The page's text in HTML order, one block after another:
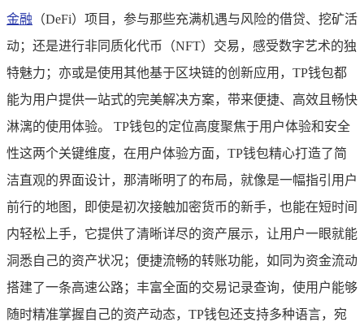
金融 （DeFi）项目，参与那些充满机遇与风险的借贷、挖矿活
动；还是进行非同质化代币（NFT）交易，感受数字艺术的独
特魅力；亦或是使用其他基于区块链的创新应用，TP钱包都
能为用户提供一站式的完美解决方案，带来便捷、高效且畅快
淋漓的使用体验。 TP钱包的定位高度聚焦于用户体验和安全
性这两个关键维度，在用户体验方面，TP钱包精心打造了简
洁直观的界面设计，那清晰明了的布局，就像是一幅指引用户
前行的地图，即使是初次接触加密货币的新手，也能在短时间
内轻松上手，它提供了清晰详尽的资产展示，让用户一眼就能
洞悉自己的资产状况；便捷流畅的转账功能，如同为资金流动
搭建了一条高速公路；丰富全面的交易记录查询，使用户能够
随时精准掌握自己的资产动态，TP钱包还支持多种语言，宛